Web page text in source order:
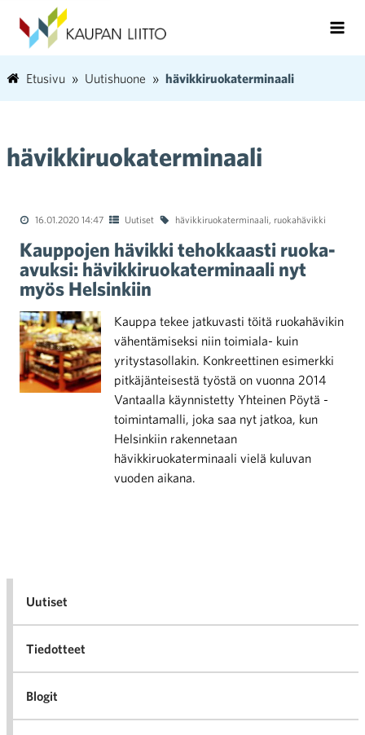
Etusivu Uutishuone hävikkiruokaterminaali
hävikkiruokaterminaali
16.01.2020 14:47 Uutiset hävikkiruokaterminaali, ruokahävikki
Kauppojen hävikki tehokkaasti ruoka-
avuksi: hävikkiruokaterminaali nyt
myös Helsinkiin
Kauppa tekee jatkuvasti töitä ruokahävikin
vähentämiseksi niin toimiala- kuin
yritystasollakin. Konkreettinen esimerkki
pitkäjänteisestä työstä on vuonna 2014
Vantaalla käynnistetty Yhteinen Pöytä -
toimintamalli, joka saa nyt jatkoa, kun
Helsinkiin rakennetaan
hävikkiruokaterminaali vielä kuluvan
vuoden aikana.
Uutiset
Tiedotteet
Blogit